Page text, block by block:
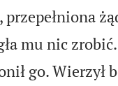
mu nic zrobić.
go. Wierzył